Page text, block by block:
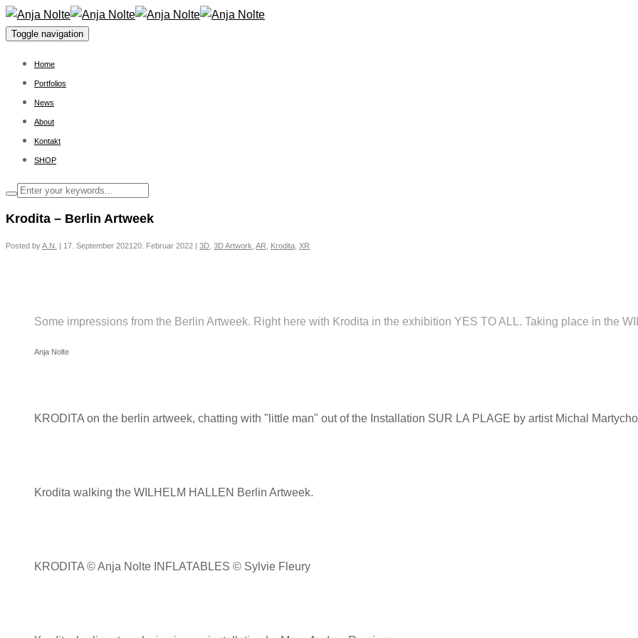
Toggle navigation
Home
Portfolios
News
About
Kontakt
SHOP
Krodita – Berlin Artweek
Posted byA.N. | 17. September 202120. Februar 2022 | 3D 3D Artwork AR Krodita XR
Some impressions from the Berlin Artweek. Right here with Krodita in the exhibition YES TO ALL. Taking place in the
Anja Nolte
KRODITA on the berlin artweek, chatting with "little man" out of the Installation SUR LA PLAGE by artist Michal
Krodita walking the WILHELM HALLEN Berlin Artweek.
KRODITA © Anja Nolte INFLATABLES © Sylvie Fleury